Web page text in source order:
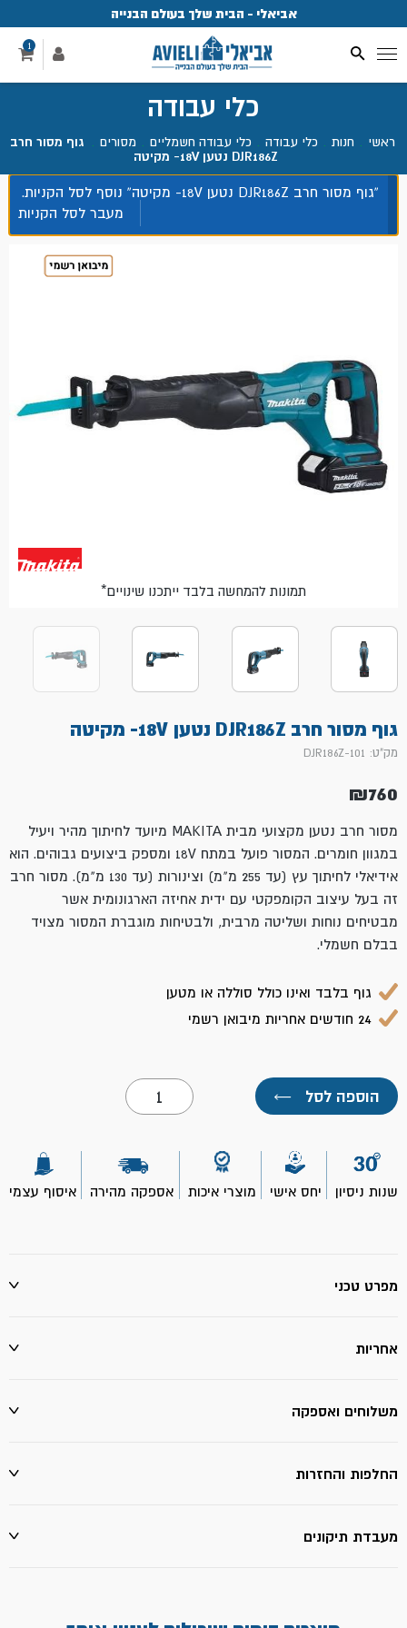
אביאלי - הבית שלך בעולם הבנייה
1
כלי עבודה
ראשי חנות כלי עבודה כלי עבודה חשמליים מסורים
גוף מסור חרב
DJR186Z נטען 18V- מקיטה
“גוף מסור חרב DJR186Z נטען 18V- מקיטה” נוסף לסל הקניות.
מעבר לסל הקניות
גוף מסור חרב DJR186Z נטען 18V- מקיטה
מק"ט: 101-DJR186Z
₪760
מסור חרב נטען מקצועי מבית MAKITA מיועד לחיתוך מהיר ויעיל
במגוון חומרים. המסור פועל במתח 18V ומספק ביצועים גבוהים. הוא
אידיאלי לחיתוך עץ (עד 255 מ"מ) וצינורות (עד 130 מ"מ). מסור חרב
זה בעל עיצוב הקומפקטי עם ידית אחיזה הארגונומית אשר
מבטיחים נוחות ושליטה מרבית, ולבטיחות מוגברת המסור מצויד
בבלם חשמלי.
גוף בלבד ואינו כולל סוללה או מטען
24 חודשים אחריות מיבואן רשמי
הוספה לסל ←
כמות
של
גוף
חרב
DJR186Z
18V-
שנות ניסיון יחס אישי מוצרי איכות אספקה מהירה איסוף עצמי
מפרט טכני
אחריות
משלוחים ואספקה
החלפות והחזרות
מעבדת תיקונים
*תמונות להמחשה בלבד ייתכנו שינויים